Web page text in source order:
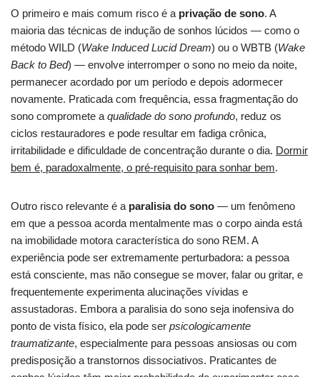
O primeiro e mais comum risco é a privação de sono. A
maioria das técnicas de indução de sonhos lúcidos — como o
método WILD (Wake Induced Lucid Dream) ou o WBTB (Wake
Back to Bed) — envolve interromper o sono no meio da noite,
permanecer acordado por um período e depois adormecer
novamente. Praticada com frequência, essa fragmentação do
sono compromete a qualidade do sono profundo, reduz os
ciclos restauradores e pode resultar em fadiga crônica,
irritabilidade e dificuldade de concentração durante o dia. Dormir
bem é, paradoxalmente, o pré-requisito para sonhar bem.
Outro risco relevante é a paralisia do sono — um fenômeno
em que a pessoa acorda mentalmente mas o corpo ainda está
na imobilidade motora característica do sono REM. A
experiência pode ser extremamente perturbadora: a pessoa
está consciente, mas não consegue se mover, falar ou gritar, e
frequentemente experimenta alucinações vívidas e
assustadoras. Embora a paralisia do sono seja inofensiva do
ponto de vista físico, ela pode ser psicologicamente
traumatizante, especialmente para pessoas ansiosas ou com
predisposição a transtornos dissociativos. Praticantes de